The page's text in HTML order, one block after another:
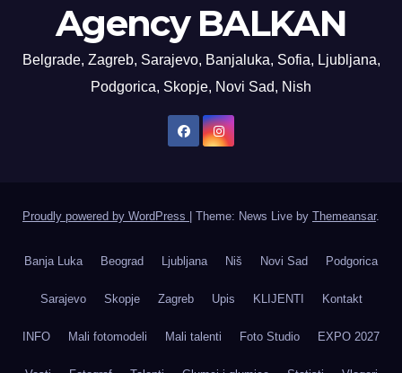
Agency BALKAN
Belgrade, Zagreb, Sarajevo, Banjaluka, Sofia, Ljubljana,
Podgorica, Skopje, Novi Sad, Nish
Proudly powered by WordPress Theme: News Live by Themeansar.
Banja Luka Beograd Ljubljana Niš Novi Sad Podgorica
Sarajevo Skopje Zagreb Upis KLIJENTI Kontakt
INFO Mali fotomodeli Mali talenti Foto Studio EXPO 2027